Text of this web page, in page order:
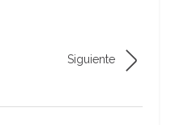
Siguiente